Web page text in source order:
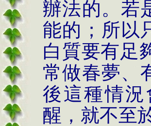
辦法的。若
能的；所以
白質要有足
常做春夢、
後這種情
醒，就不至